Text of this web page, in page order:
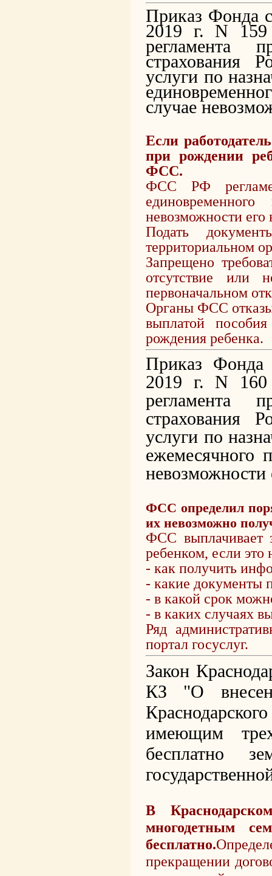
Приказ Фонда
2019 г. N 159
регламента
страхования
услуги по
случае
Если
при рождении
ФСС.
ФСС РФ
невозможности его
Подать
территориальном
Запрещено
отсутствие или
первоначальном
Органы ФСС
выплатой
рождения ребенка.
Приказ Фонда
2019 г. N 160
регламента
страхования
услуги по
ежемесячного
невозможности
ФСС определил
их невозможно
ФСС выплачивает
ребенком, если это
- как получить
- какие документы
- в какой срок
- в каких случаях
Ряд
портал госуслуг.
Закон
КЗ "О
имеющим
бесплатно
В
многодетным
бесплатно.
прекращении